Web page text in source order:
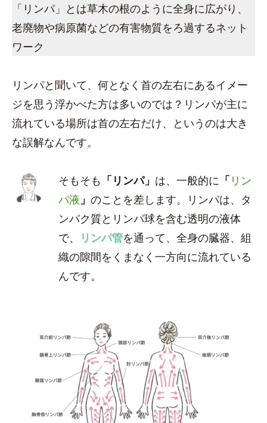
「リンパ」とは草木の根のように全身に広がり、
老廃物や病原菌などの有害物質をろ過するネット
ワーク
リンパと聞いて、何となく首の左右にあるイメー
ジを思う浮かべた方は多いのでは？リンパが主に
流れている場所は首の左右だけ、というのは大き
な誤解なんです。
そもそも 「リンパ」 は、一般的に 「 リン
パ液 」のことを差します。リンパは、タ
ンパク質とリンパ球を含む透明の液体
で、
リンパ管を通って、全身の臓器、組
織の隙間をくまなく一方向に流れている
んです。